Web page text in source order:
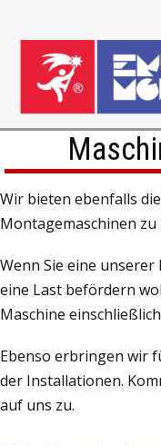
Wir bieten ebenfalls
Montagemaschinen zu
Wenn Sie eine
eine Last befördern
Maschine
Ebenso erbringen wir
der Installationen.
auf uns zu.